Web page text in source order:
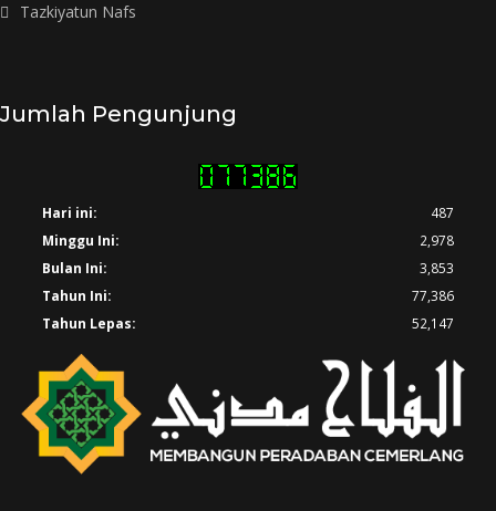
Tazkiyatun Nafs
Jumlah Pengunjung
Hari ini:
487
Minggu Ini:
2,978
Bulan Ini:
3,853
Tahun Ini:
77,386
Tahun Lepas:
52,147